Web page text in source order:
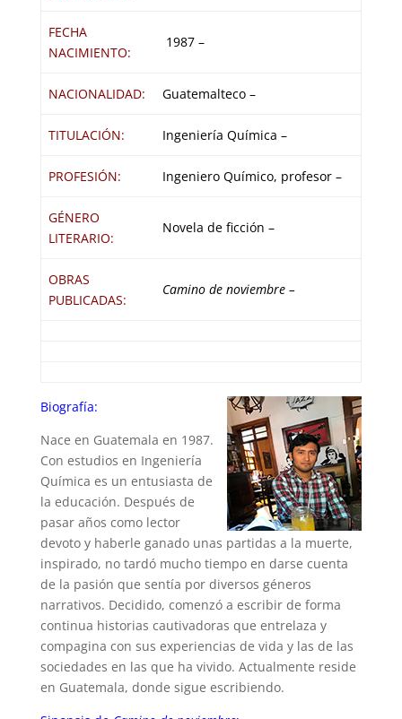
FECHA
NACIMIENTO:
1987 –
NACIONALIDAD: Guatemalteco –
TITULACIÓN: Ingeniería Química –
PROFESIÓN: Ingeniero Químico, profesor –
GÉNERO
LITERARIO:
Novela de ficción –
OBRAS
PUBLICADAS:
Camino de noviembre –
Biografía:
Nace en Guatemala en 1987.
Con estudios en Ingeniería
Química es un entusiasta de
la educación. Después de
pasar años como lector
devoto y haberle ganado unas partidas a la muerte,
inspirado, no tardó mucho tiempo en darse cuenta
de la pasión que sentía por diversos géneros
narrativos. Decidido, comenzó a escribir de forma
continua historias cautivadoras que entrelaza y
compagina con sus experiencias de vida y las de las
sociedades en las que ha vivido. Actualmente reside
en Guatemala, donde sigue escribiendo.